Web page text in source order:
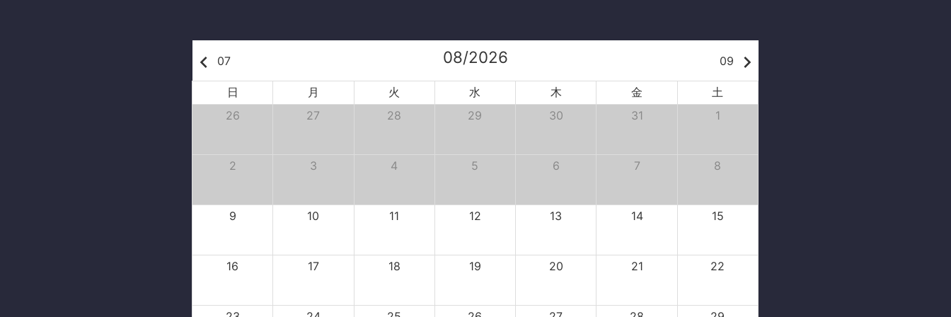
keyboard_arrow_left 07 08/2026 09 keyboard_arrow_right
日 月 火 水 木 金
土
26
27 28 29 30 31 1
2 3 4 5 6 7 8
9 10 11 12 13 14 15
16 17 18 19 20 21 22